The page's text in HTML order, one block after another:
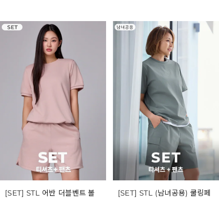
[SET] STL 어반 더블벤트 볼
[SET] STL (남녀공용) 쿨링페